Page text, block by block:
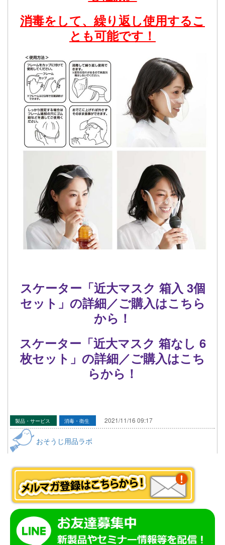
消毒をして、繰り返し使用するこ
とも可能です！
スケーター「近大マスク 箱入 3個
セット」の詳細／ご購入はこちら
から！
スケーター「近大マスク 箱なし 6
枚セット」の詳細／ご購入はこち
らから！
製品・サービス 消毒・衛生 2021/11/16 09:17
おそうじ用品ラボ